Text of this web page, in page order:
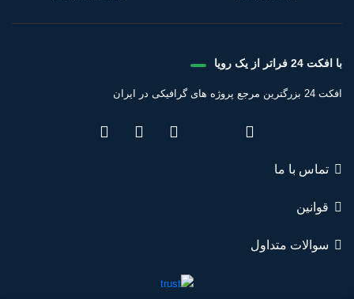
با افکت 24 فراتر از یک رویا
افکت 24 بزرگترین مرجع پروژه های گرافیکی در ایران
تماس با ما
قوانین
سوالات متداول